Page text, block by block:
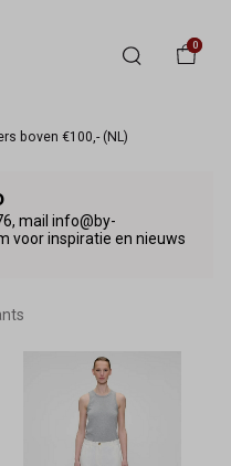
0
boven €100,- (NL)
mail info@by-
voor inspiratie en nieuws